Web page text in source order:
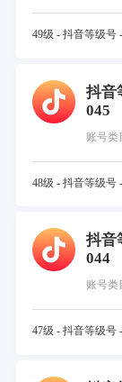
49级 - 抖音等级号
抖音
045
账号类
48级 - 抖音等级号
抖音
044
账号类
47级 - 抖音等级号